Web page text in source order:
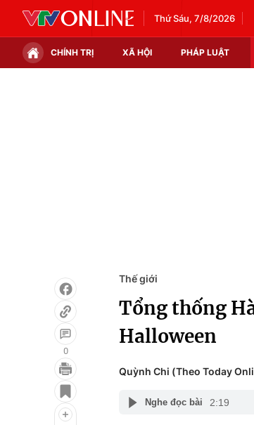
Thứ Sáu, 7/8/2026
CHÍNH TRỊ XÃ HỘI PHÁP LUẬT
Điện ảnh
Du lịch
0
Thế giới
Tổng thống
Halloween
Quỳnh Chi (Theo Today
Nghe đọc bài 2:19